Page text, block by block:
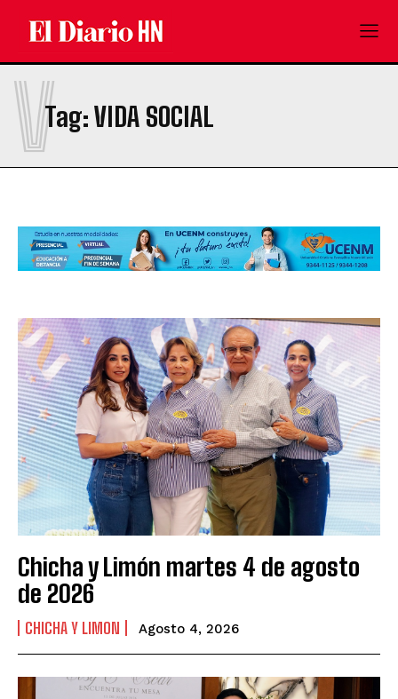
Tag:VIDA SOCIAL
V
Chicha y Limón martes 4 de agosto
de 2026
CHICHA Y LIMON Agosto 4, 2026